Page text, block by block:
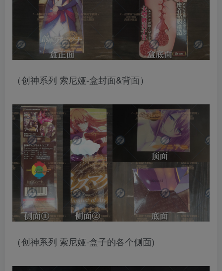
（创神系列 索尼娅-盒封面&背面）
（创神系列 索尼娅-盒子的各个侧面)